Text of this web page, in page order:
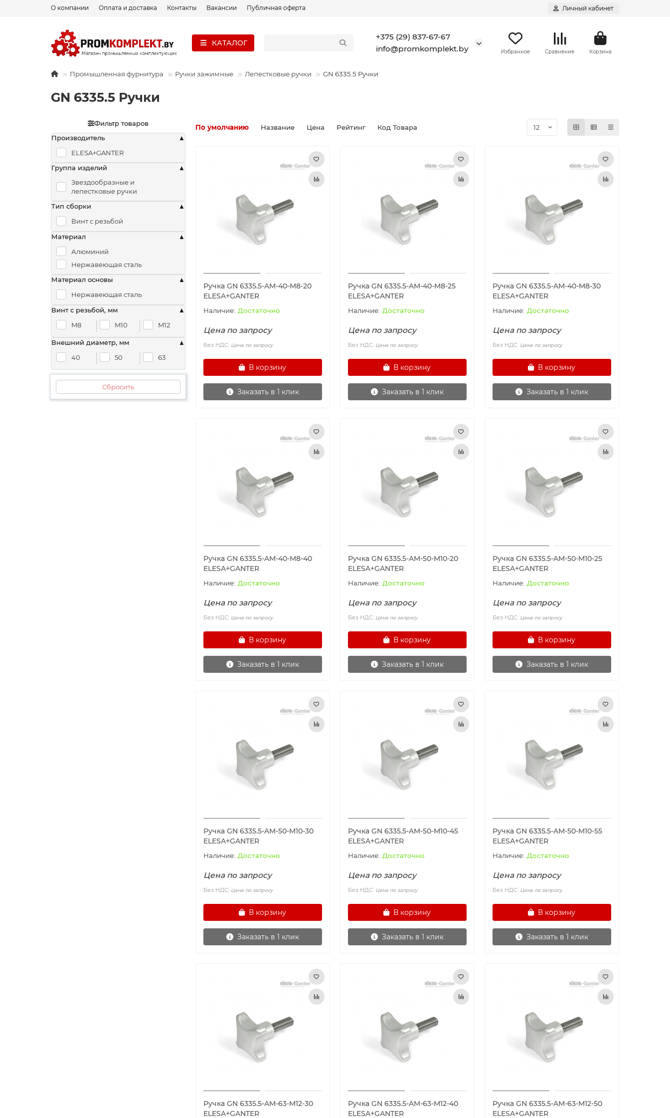
О компании Оплата и доставка Контакты Вакансии Публичная оферта Личный кабинет
КАТАЛОГ
+375 (29) 837-67-67
info@promkomplekt.by
Избранное Сравнение Корзина
Промышленная фурнитура Ручки зажимные Лепестковые ручки GN 6335.5 Ручки
GN 6335.5 Ручки
Фильтр товаров
Производитель
ELESA+GANTER
Группа изделий
Звездообразные и
лепестковые ручки
Тип сборки
Винт с резьбой
Материал
Алюминий
Нержавеющая сталь
Материал основы
Нержавеющая сталь
Винт с резьбой, мм
M8
M10 M12
Внешний диаметр, мм
40
50 63
Сбросить
По умолчанию Название Цена Рейтинг Код Товара
Ручка GN 6335.5-AM-40-M8-20
ELESA+GANTER
Достаточно
Цена по запросу
Без НДС: Цена по запросу
В корзину
Заказать в 1 клик
Ручка GN 6335.5-AM-40-M8-25
ELESA+GANTER
Достаточно
Цена по запросу
Без НДС: Цена по запросу
В корзину
Заказать в 1 клик
Ручка GN 6335.5-AM-40-M8-30
ELESA+GANTER
Достаточно
Цена по запросу
Без НДС: Цена по запросу
В корзину
Заказать в 1 клик
Ручка GN 6335.5-AM-40-M8-40
ELESA+GANTER
Достаточно
Цена по запросу
Без НДС: Цена по запросу
В корзину
Заказать в 1 клик
Ручка GN 6335.5-AM-50-M10-20
ELESA+GANTER
Достаточно
Цена по запросу
Без НДС: Цена по запросу
В корзину
Заказать в 1 клик
Ручка GN 6335.5-AM-50-M10-25
ELESA+GANTER
Достаточно
Цена по запросу
Без НДС: Цена по запросу
В корзину
Заказать в 1 клик
Ручка GN 6335.5-AM-50-M10-30
ELESA+GANTER
Достаточно
Цена по запросу
Без НДС: Цена по запросу
В корзину
Заказать в 1 клик
Ручка GN 6335.5-AM-50-M10-45
ELESA+GANTER
Достаточно
Цена по запросу
Без НДС: Цена по запросу
В корзину
Заказать в 1 клик
Ручка GN 6335.5-AM-50-M10-55
ELESA+GANTER
Достаточно
Цена по запросу
Без НДС: Цена по запросу
В корзину
Заказать в 1 клик
Ручка GN 6335.5-AM-63-M12-30
ELESA+GANTER
Ручка GN 6335.5-AM-63-M12-40
ELESA+GANTER
Ручка GN 6335.5-AM-63-M12-50
ELESA+GANTER